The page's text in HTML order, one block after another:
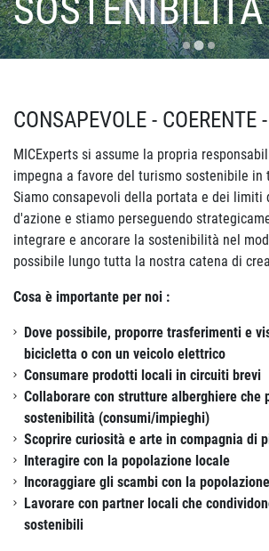
SOSTENIBILITÀ
SOSTENIBILITÀ
SOSTENIBILITÀ
CONSAPEVOLE - COERENTE
MICExperts si assume la propria
impegna a favore del turismo sostenibile in
Siamo consapevoli della portata e dei limiti
d'azione e stiamo perseguendo
integrare e ancorare la sostenibilità nel
possibile lungo tutta la nostra catena di
Cosa è importante per noi :
Dove possibile, proporre trasferimenti e
bicicletta o con un veicolo elettrico
Consumare prodotti locali in circuiti brevi
Collaborare con strutture alberghiere che
sostenibilità (consumi/impieghi)
Scoprire curiosità e arte in compagnia di
Interagire con la popolazione locale
Incoraggiare gli scambi con la
Lavorare con partner locali che
sostenibili